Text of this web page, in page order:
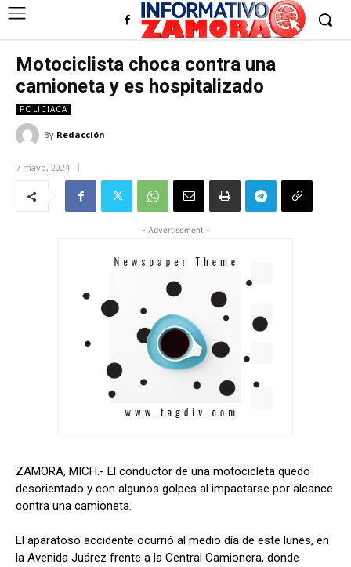
Motociclista choca contra una
camioneta y es hospitalizado
POLICIACA
By Redacción
7 mayo, 2024
- Advertisement -
ZAMORA, MICH.- El conductor de una motocicleta quedo
desorientado y con algunos golpes al impactarse por alcance
contra una camioneta.
El aparatoso accidente ocurrió al medio día de este lunes, en
la Avenida Juárez frente a la Central Camionera, donde